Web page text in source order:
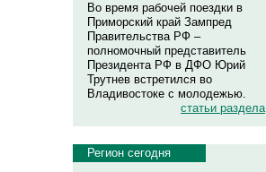
Во время рабочей поездки в
Приморский край Зампред
Правительства РФ –
полномочный представитель
Президента РФ в ДФО Юрий
Трутнев встретился во
Владивостоке с молодежью.
статьи раздела
Регион сегодня